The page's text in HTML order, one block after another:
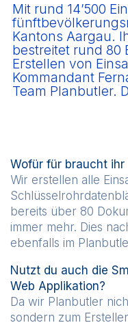
Mit rund 14’500
Kantons Aargau.
bestreitet rund 80
Erstellen von
Kommandant
Team Planbutler.
Wofür für braucht ihr
Wir erstellen alle
bereits über 80
immer mehr. Dies
ebenfalls im
Nutzt du auch die
Web Applikation?
Da wir Planbutler
sondern zum